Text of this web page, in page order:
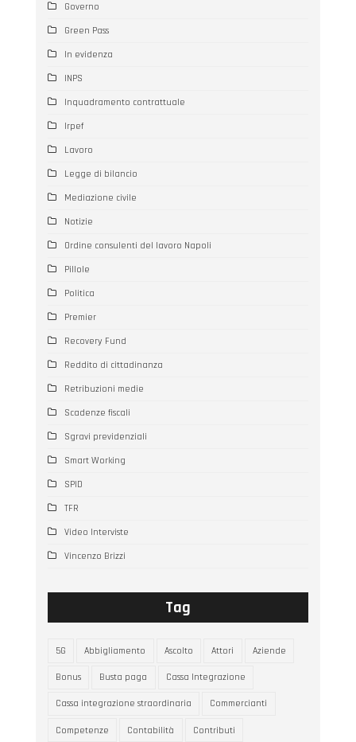
Governo
Green Pass
In evidenza
INPS
Inquadramento contrattuale
Irpef
Lavoro
Legge di bilancio
Mediazione civile
Notizie
Ordine consulenti del lavoro Napoli
Pillole
Politica
Premier
Recovery Fund
Reddito di cittadinanza
Retribuzioni medie
Scadenze fiscali
Sgravi previdenziali
Smart Working
SPID
TFR
Video Interviste
Vincenzo Brizzi
Tag
5G Abbigliamento Ascolto Attori Aziende
Bonus Busta paga Cassa Integrazione
Cassa integrazione straordinaria Commercianti
Competenze Contabilità Contributi